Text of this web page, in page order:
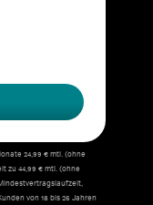
24,99 € mtl. (ohne
zu 44,99 € mtl. (ohne
von 18 bis 26 Jahren